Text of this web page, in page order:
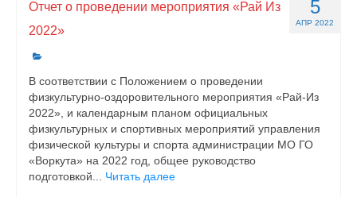
5
АПР 2022
Отчет о проведении мероприятия «Рай Из
2022»
В соответствии с Положением о проведении
физкультурно-оздоровительного мероприятия «Рай-Из
2022», и календарным планом официальных
физкультурных и спортивных мероприятий управления
физической культуры и спорта администрации МО ГО
«Воркута» на 2022 год, общее руководство
подготовкой... Читать далее